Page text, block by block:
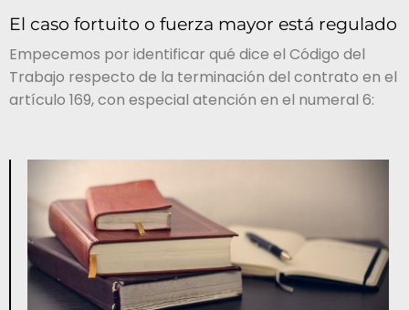
El caso fortuito o fuerza mayor está regulado
Empecemos por identificar qué dice el Código del
Trabajo respecto de la terminación del contrato en el
artículo 169, con especial atención en el numeral 6: